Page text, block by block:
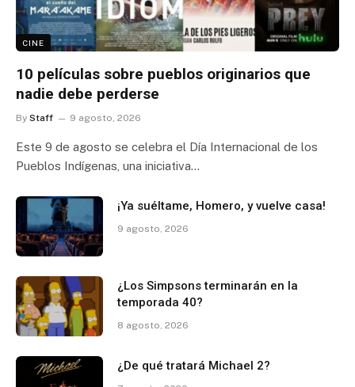
CINE
10 películas sobre pueblos originarios que
nadie debe perderse
By Staff 9 agosto, 2026
Este 9 de agosto se celebra el Día Internacional de los
Pueblos Indígenas, una iniciativa…
¡Ya suéltame, Homero, y vuelve casa!
9 agosto, 2026
¿Los Simpsons terminarán en la
temporada 40?
8 agosto, 2026
¿De qué tratará Michael 2?